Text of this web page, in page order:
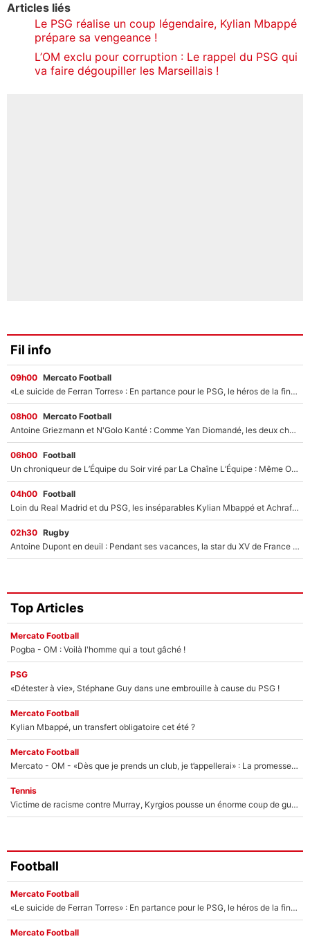
Articles liés
Le PSG réalise un coup légendaire, Kylian Mbappé
prépare sa vengeance !
L’OM exclu pour corruption : Le rappel du PSG qui
va faire dégoupiller les Marseillais !
Fil info
09h00 Mercato Football
«Le suicide de Ferran Torres» : En partance pour le PSG, le héros de la finale de la Coupe du monde s'attire les foudres de la presse espagnole !
08h00 Mercato Football
Antoine Griezmann et N'Golo Kanté : Comme Yan Diomandé, les deux champions du monde ont refusé de signer au PSG !
06h00 Football
Un chroniqueur de L’Équipe du Soir viré par La Chaîne L’Équipe : Même Olivier Ménard n’avait pas pu empêcher son départ, «je l’ai appris sur Twitter, je l’ai vécu assez mal»
04h00 Football
Loin du Real Madrid et du PSG, les inséparables Kylian Mbappé et Achraf Hakimi changent d'équipe le temps d'une journée !
02h30 Rugby
Antoine Dupont en deuil : Pendant ses vacances, la star du XV de France a perdu sa grand-mère
Top Articles
Mercato Football
Pogba - OM : Voilà l'homme qui a tout gâché !
PSG
«Détester à vie», Stéphane Guy dans une embrouille à cause du PSG !
Mercato Football
Kylian Mbappé, un transfert obligatoire cet été ?
Mercato Football
Mercato - OM - «Dès que je prends un club, je t’appellerai» : La promesse de Marcelino au moment de claquer la porte
Tennis
Victime de racisme contre Murray, Kyrgios pousse un énorme coup de gueule !
Football
Mercato Football
«Le suicide de Ferran Torres» : En partance pour le PSG, le héros de la finale de la Coupe du monde s'attire les foudres de la presse espagnole !
Mercato Football